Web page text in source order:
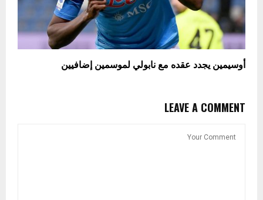
أوسيمين يجدد عقده مع نابولي لموسمين إضافيين
LEAVE A COMMENT